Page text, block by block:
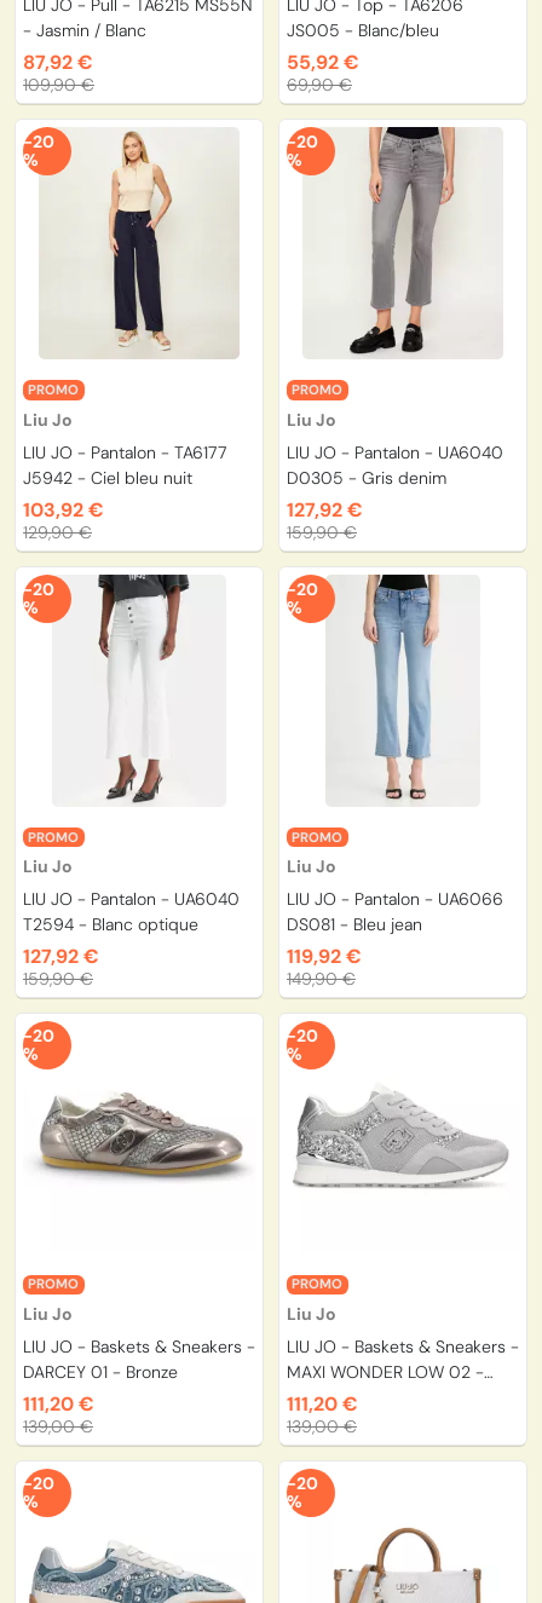
LIU JO - Pull - TA6215 MS55N
- Jasmin / Blanc
87,92 €
109,90 €
LIU JO - Top - TA6206
JS005 - Blanc/bleu
55,92 €
69,90 €
PROMO
Liu Jo
LIU JO - Pantalon - TA6177
J5942 - Ciel bleu nuit
103,92 €
129,90 €
-20
%
PROMO
Liu Jo
LIU JO - Pantalon - UA6040
D0305 - Gris denim
127,92 €
159,90 €
-20
%
PROMO
Liu Jo
LIU JO - Pantalon - UA6040
T2594 - Blanc optique
127,92 €
159,90 €
-20
%
PROMO
Liu Jo
LIU JO - Pantalon - UA6066
DS081 - Bleu jean
119,92 €
149,90 €
-20
%
PROMO
Liu Jo
LIU JO - Baskets & Sneakers -
DARCEY 01 - Bronze
111,20 €
139,00 €
-20
%
PROMO
Liu Jo
LIU JO - Baskets & Sneakers -
MAXI WONDER LOW 02 -
Blanc
111,20 €
139,00 €
-20
%
-20
%
-20
%